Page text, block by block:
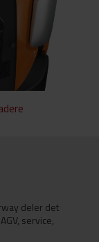
deler det
service,